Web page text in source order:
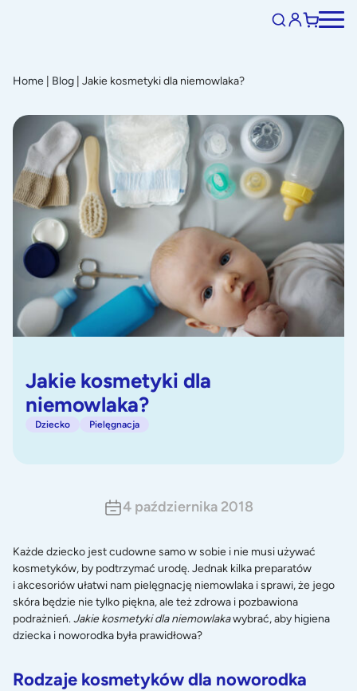
Home Blog Jakie kosmetyki dla niemowlaka?
Jakie kosmetyki dla
niemowlaka?
Dziecko Pielęgnacja
4 października 2018
Każde dziecko jest cudowne samo w sobie i nie musi używać
kosmetyków, by podtrzymać urodę. Jednak kilka preparatów
i akcesoriów ułatwi nam pielęgnację niemowlaka i sprawi, że jego
skóra będzie nie tylko piękna, ale też zdrowa i pozbawiona
podrażnień.Jakie kosmetyki dla niemowlakawybrać, aby higiena
dziecka i noworodka była prawidłowa?
Rodzaje kosmetyków dla noworodka